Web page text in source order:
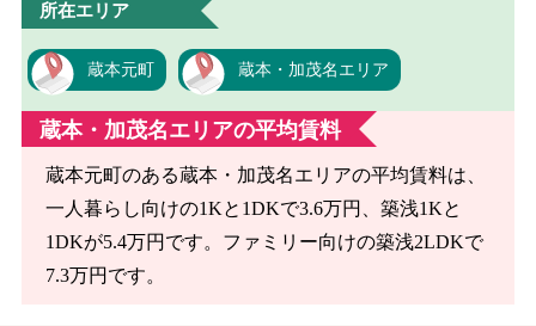
所在エリア
蔵本元町 蔵本・加茂名エリア
蔵本・加茂名エリアの平均賃料
蔵本元町のある蔵本・加茂名エリアの平均賃料は、
一人暮らし向けの1Kと1DKで3.6万円、築浅1Kと
1DKが5.4万円です。ファミリー向けの築浅2LDKで
7.3万円です。